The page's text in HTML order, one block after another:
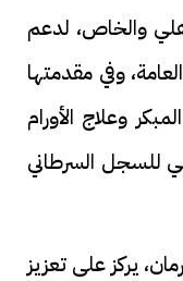
والخاص، لدعم
وفي مقدمتها
وعلاج الأورام
للسجل السرطاني
يركز على تعزيز